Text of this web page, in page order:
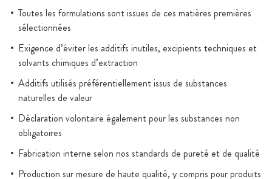
Toutes les formulations sont issues de ces matières premières
sélectionnées
Exigence d’éviter les additifs inutiles, excipients techniques et
solvants chimiques d’extraction
Additifs utilisés préférentiellement issus de substances
naturelles de valeur
Déclaration volontaire également pour les substances non
obligatoires
Fabrication interne selon nos standards de pureté et de qualité
Production sur mesure de haute qualité, y compris pour produits